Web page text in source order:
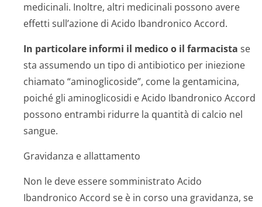
medicinali. Inoltre, altri medicinali possono avere
effetti sull’azione di Acido Ibandronico Accord.
In particolare informi il medico o il farmacista se
sta assumendo un tipo di antibiotico per iniezione
chiamato “aminoglicoside”, come la gentamicina,
poiché gli aminoglicosidi e Acido Ibandronico Accord
possono entrambi ridurre la quantità di calcio nel
sangue.
Gravidanza e allattamento
Non le deve essere somministrato Acido
Ibandronico Accord se è in corso una gravidanza, se